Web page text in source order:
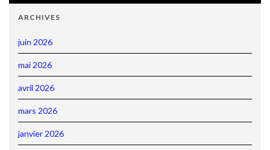
ARCHIVES
juin 2026
mai 2026
avril 2026
mars 2026
janvier 2026